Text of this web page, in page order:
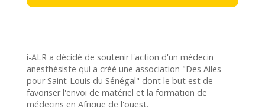
i-ALR a décidé de soutenir l'action d'un médecin
anesthésiste qui a créé une association "Des Ailes
pour Saint-Louis du Sénégal" dont le but est de
favoriser l'envoi de matériel et la formation de
médecins en Afrique de l'ouest.